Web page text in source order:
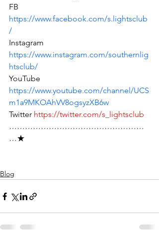
FB
https://www.facebook.com/s.lightsclub
/
Instagram
https://www.instagram.com/southernlig
htsclub/
YouTube
https://www.youtube.com/channel/UCS
m1a9MKOAhVV8ogsyzXB6w
Twitter https://twitter.com/s_lightsclub
……………………………………………
…★
Blog